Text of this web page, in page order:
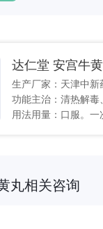
达仁堂 安宫牛
生产厂家：天津中
丸相关咨询